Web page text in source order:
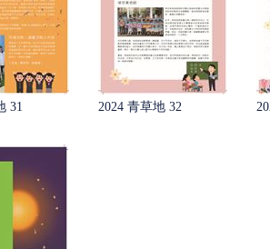
31 2024 青草地 32